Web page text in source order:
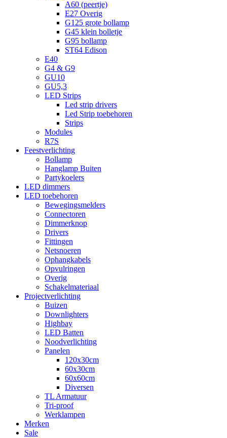
A60 (peertje)
E27 Overig
G125 grote bollamp
G45 klein bolletje
G95 bollamp
ST64 Edison
E40
G4 & G9
GU10
GU5,3
LED Strips
Led strip drivers
Led Strip toebehoren
Strips
Modules
R7S
Feestverlichting
Bollamp
Hanglamp Buiten
Partykoelers
LED dimmers
LED toebehoren
Bewegingsmelders
Connectoren
Dimmerknop
Drivers
Fittingen
Netsnoeren
Ophangkabels
Opvulringen
Overig
Schakelmateriaal
Projectverlichting
Buizen
Downlighters
Highbay
LED Batten
Noodverlichting
Panelen
120x30cm
60x30cm
60x60cm
Diversen
TL Armatuur
Tri-proof
Werklampen
Merken
Sale